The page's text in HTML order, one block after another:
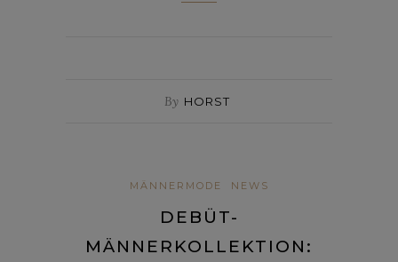
By HORST
MÄNNERMODE NEWS
DEBÜT-
MÄNNERKOLLEKTION: